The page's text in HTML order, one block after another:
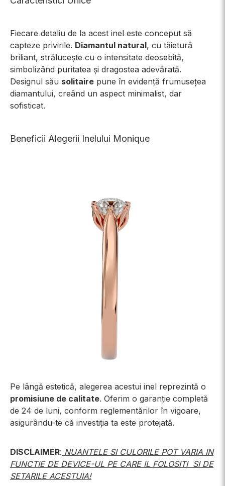
Fiecare detaliu de la acest inel este conceput să
capteze privirile. Diamantul natural, cu tăietură
briliant, strălucește cu o intensitate deosebită,
simbolizând puritatea și dragostea adevărată.
Designul său solitaire pune în evidență frumusețea
diamantului, creând un aspect minimalist, dar
sofisticat.
Beneficii Alegerii Inelului Monique
Pe lângă estetică, alegerea acestui inel reprezintă o
promisiune de calitate. Oferim o garanție completă
de 24 de luni, conform reglementărilor în vigoare,
asigurându-te că investiția ta este protejată.
DISCLAIMER: NUANTELE SI CULORILE POT VARIA IN
FUNCTIE DE DEVICE-UL PE CARE IL FOLOSITI SI DE
SETARILE ACESTUIA!